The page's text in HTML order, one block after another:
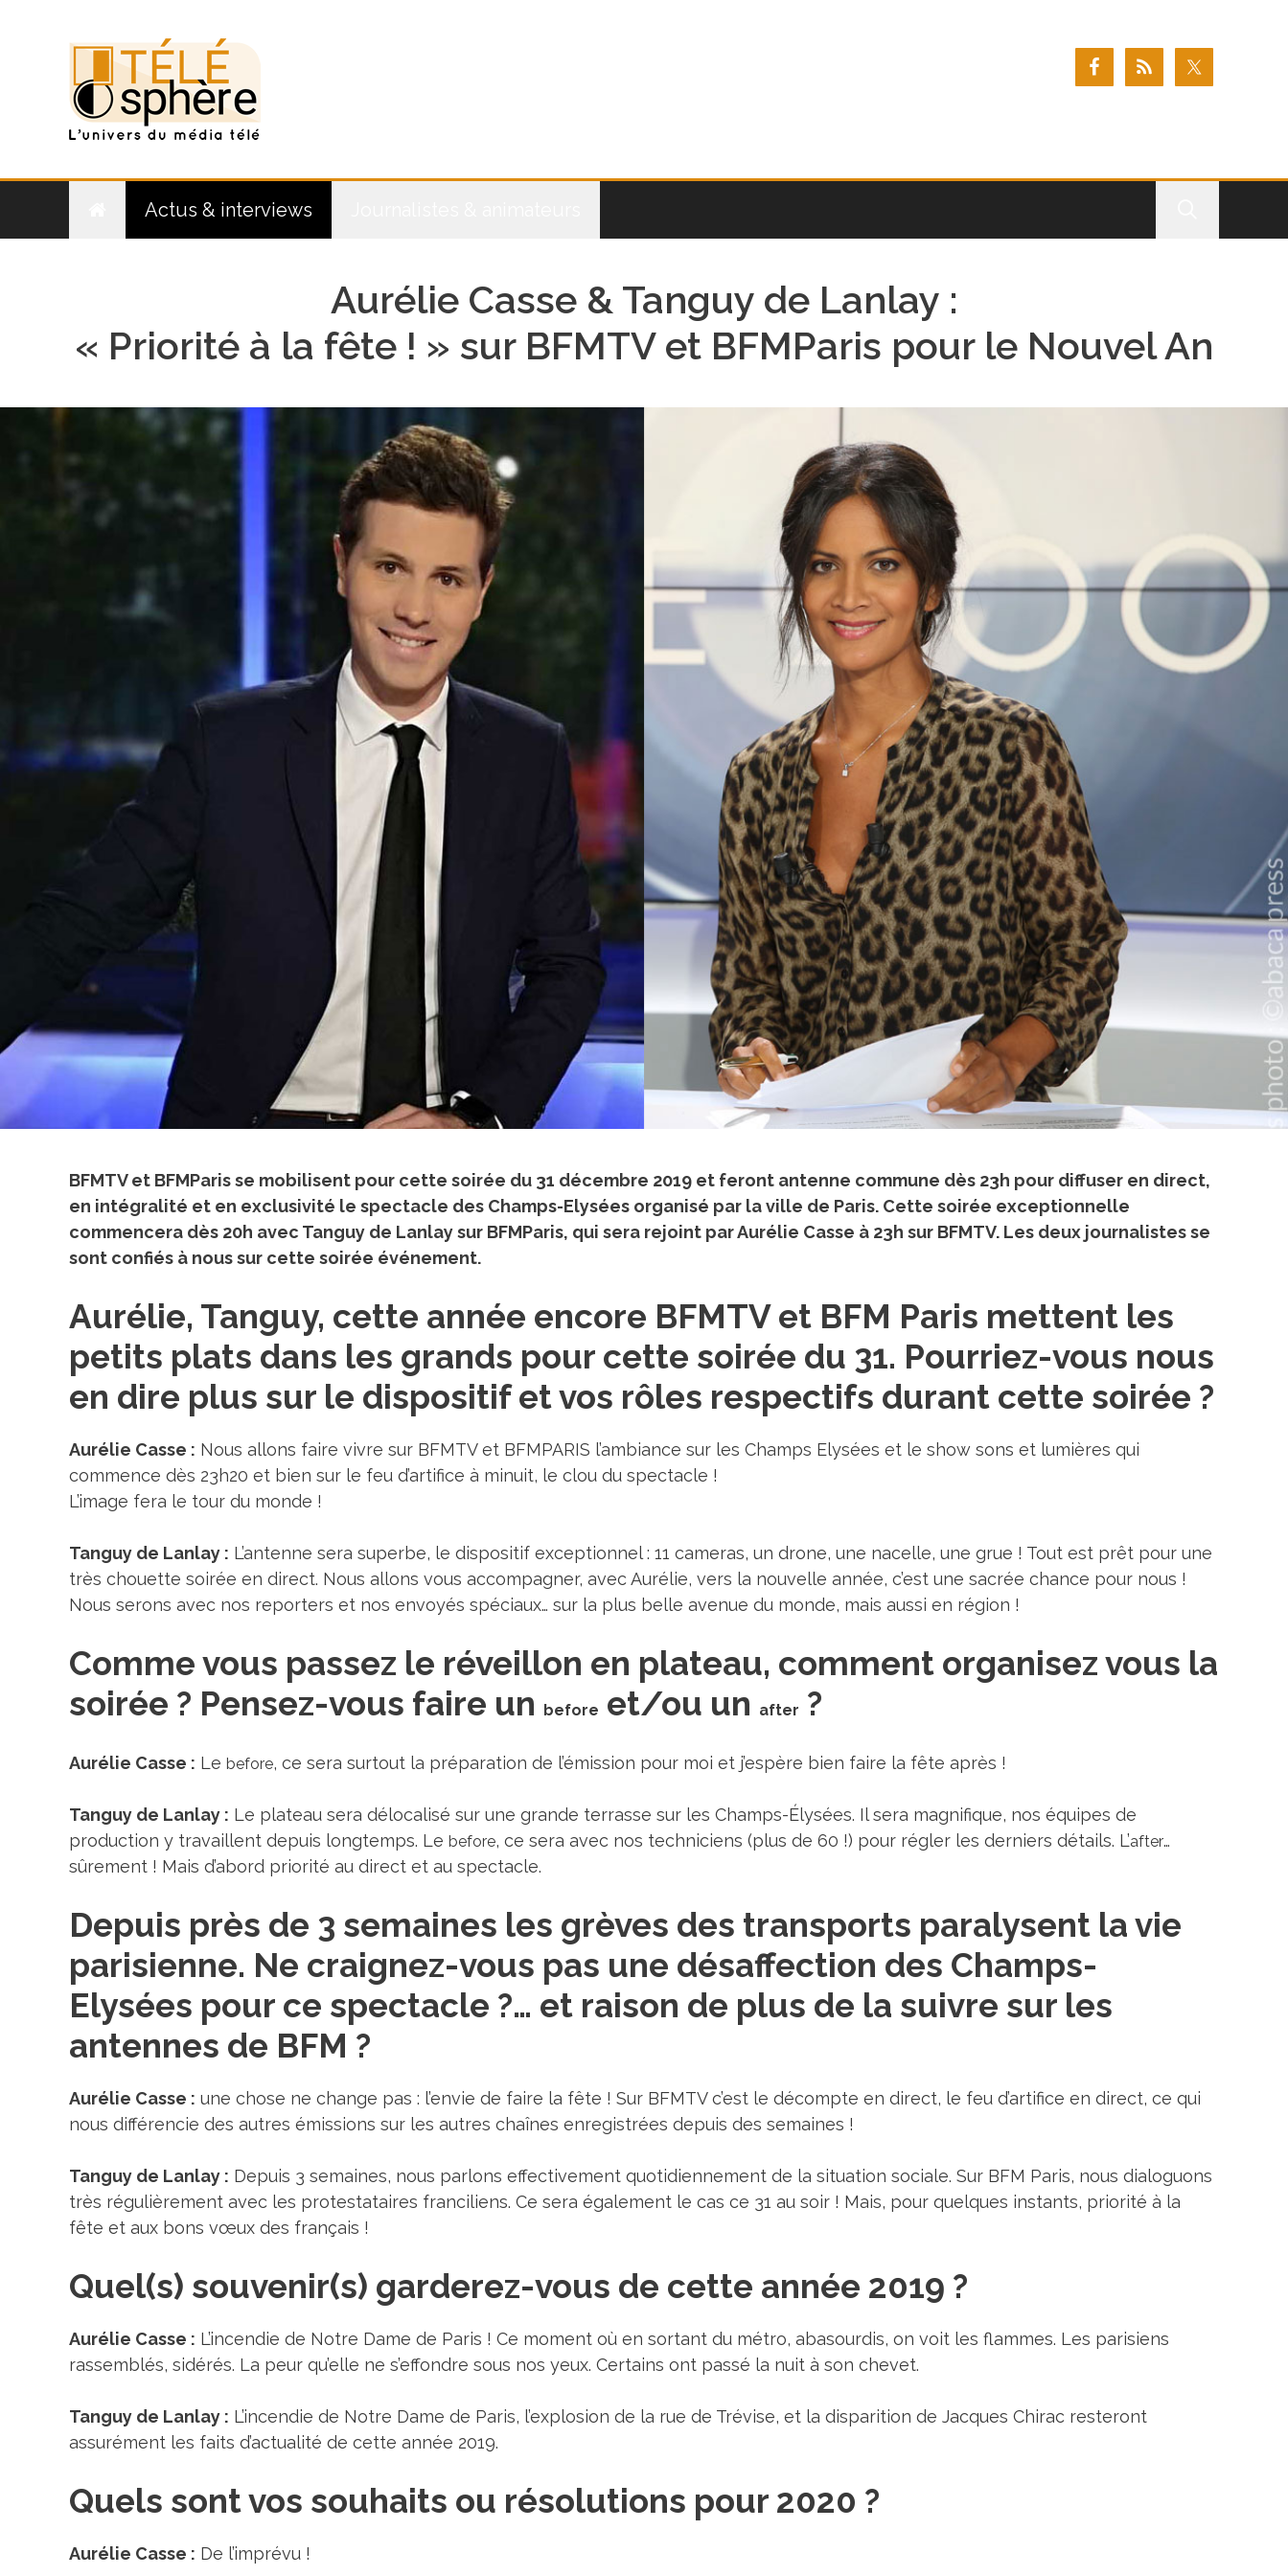
Actus & interviews
Aurélie Casse & Tanguy de Lanlay :
« Priorité à la fête ! » sur BFMTV et BFMParis pour le Nouvel An
BFMTV et BFMParis se mobilisent pour cette soirée du 31 décembre 2019 et feront antenne commune dès 23h pour diffuser en direct,
en intégralité et en exclusivité le spectacle des Champs-Elysées organisé par la ville de Paris. Cette soirée exceptionnelle
commencera dès 20h avec Tanguy de Lanlay sur BFMParis, qui sera rejoint par Aurélie Casse à 23h sur BFMTV. Les deux journalistes se
sont confiés à nous sur cette soirée événement.
Aurélie, Tanguy, cette année encore BFMTV et BFM Paris mettent les
petits plats dans les grands pour cette soirée du 31. Pourriez-vous nous
en dire plus sur le dispositif et vos rôles respectifs durant cette soirée ?
Aurélie Casse : Nous allons faire vivre sur BFMTV et BFMPARIS l’ambiance sur les Champs Elysées et le show sons et lumières qui
commence dès 23h20 et bien sur le feu d’artifice à minuit, le clou du spectacle !
L’image fera le tour du monde !
Tanguy de Lanlay : L’antenne sera superbe, le dispositif exceptionnel : 11 cameras, un drone, une nacelle, une grue ! Tout est prêt pour une
très chouette soirée en direct. Nous allons vous accompagner, avec Aurélie, vers la nouvelle année, c’est une sacrée chance pour nous !
Nous serons avec nos reporters et nos envoyés spéciaux… sur la plus belle avenue du monde, mais aussi en région !
Comme vous passez le réveillon en plateau, comment organisez vous la
soirée ? Pensez-vous faire un before et/ou un after ?
Aurélie Casse : Le before, ce sera surtout la préparation de l’émission pour moi et j’espère bien faire la fête après !
Tanguy de Lanlay : Le plateau sera délocalisé sur une grande terrasse sur les Champs-Élysées. Il sera magnifique, nos équipes de
production y travaillent depuis longtemps. Le before, ce sera avec nos techniciens (plus de 60 !) pour régler les derniers détails. L’after…
sûrement ! Mais d’abord priorité au direct et au spectacle.
Depuis près de 3 semaines les grèves des transports paralysent la vie
parisienne. Ne craignez-vous pas une désaffection des Champs-
Elysées pour ce spectacle ?… et raison de plus de la suivre sur les
antennes de BFM ?
Aurélie Casse : une chose ne change pas : l’envie de faire la fête ! Sur BFMTV c’est le décompte en direct, le feu d’artifice en direct, ce qui
nous différencie des autres émissions sur les autres chaînes enregistrées depuis des semaines !
Tanguy de Lanlay : Depuis 3 semaines, nous parlons effectivement quotidiennement de la situation sociale. Sur BFM Paris, nous dialoguons
très régulièrement avec les protestataires franciliens. Ce sera également le cas ce 31 au soir ! Mais, pour quelques instants, priorité à la
fête et aux bons vœux des français !
Quel(s) souvenir(s) garderez-vous de cette année 2019 ?
Aurélie Casse : L’incendie de Notre Dame de Paris ! Ce moment où en sortant du métro, abasourdis, on voit les flammes. Les parisiens
rassemblés, sidérés. La peur qu’elle ne s’effondre sous nos yeux. Certains ont passé la nuit à son chevet.
Tanguy de Lanlay : L’incendie de Notre Dame de Paris, l’explosion de la rue de Trévise, et la disparition de Jacques Chirac resteront
assurément les faits d’actualité de cette année 2019.
Quels sont vos souhaits ou résolutions pour 2020 ?
Aurélie Casse : De l’imprévu !